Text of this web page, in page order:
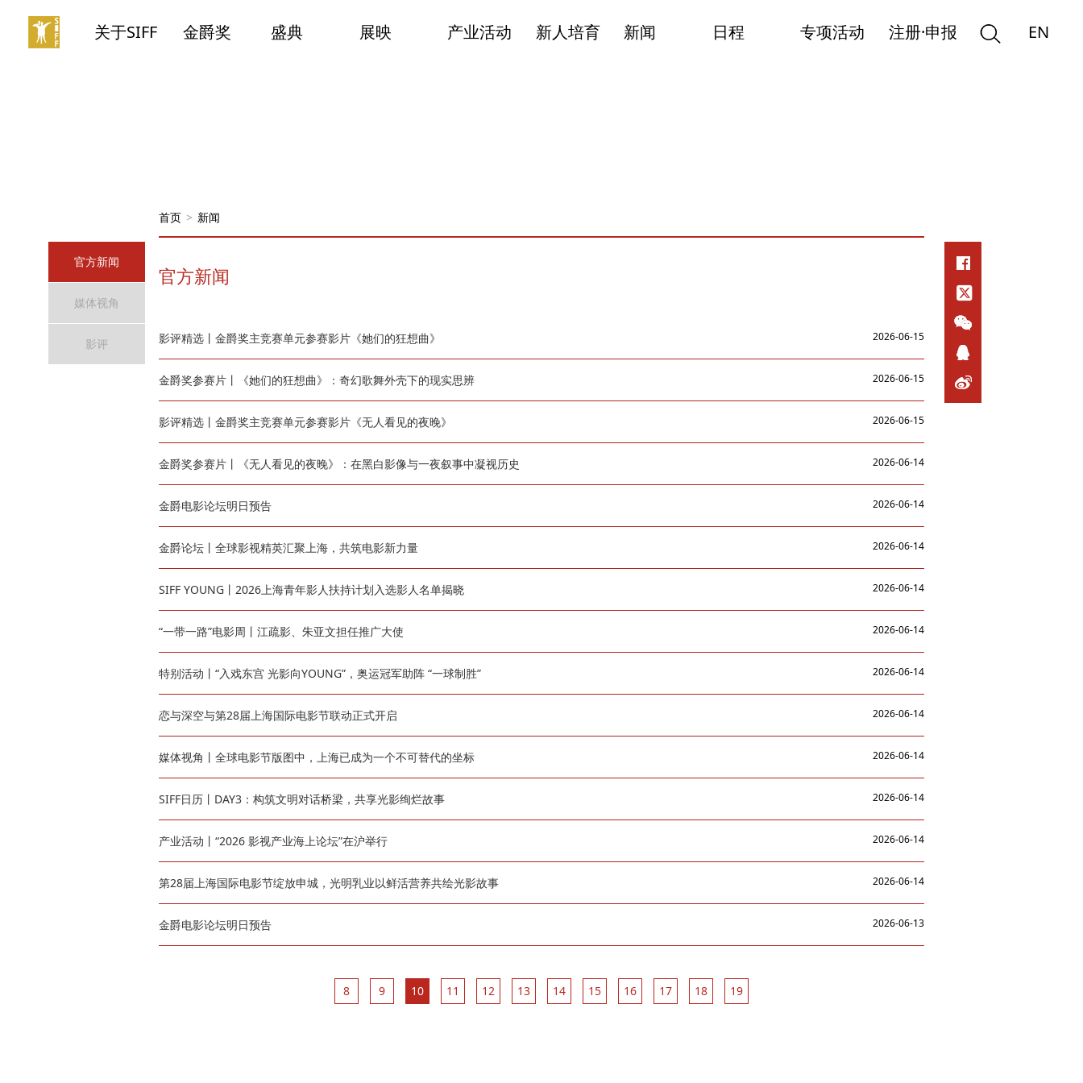
关于SIFF 金爵奖 盛典 展映 产业活动 新人培育 新闻 日程 专项活动 注册·申报 EN
官方新闻
媒体视角
影评
首页 > 新闻
官方新闻
影评精选丨金爵奖主竞赛单元参赛影片《她们的狂想曲》 2026-06-15
金爵奖参赛片丨《她们的狂想曲》：奇幻歌舞外壳下的现实思辨 2026-06-15
影评精选丨金爵奖主竞赛单元参赛影片《无人看见的夜晚》 2026-06-15
金爵奖参赛片丨《无人看见的夜晚》：在黑白影像与一夜叙事中凝视历史 2026-06-14
金爵电影论坛明日预告 2026-06-14
金爵论坛丨全球影视精英汇聚上海，共筑电影新力量 2026-06-14
SIFF YOUNG丨2026上海青年影人扶持计划入选影人名单揭晓 2026-06-14
“一带一路”电影周丨江疏影、朱亚文担任推广大使 2026-06-14
特别活动丨“入戏东宫 光影向YOUNG”，奥运冠军助阵 “一球制胜” 2026-06-14
恋与深空与第28届上海国际电影节联动正式开启 2026-06-14
媒体视角丨全球电影节版图中，上海已成为一个不可替代的坐标 2026-06-14
SIFF日历丨DAY3：构筑文明对话桥梁，共享光影绚烂故事 2026-06-14
产业活动丨“2026 影视产业海上论坛”在沪举行 2026-06-14
第28届上海国际电影节绽放申城，光明乳业以鲜活营养共绘光影故事 2026-06-14
金爵电影论坛明日预告 2026-06-13
8 9 10 11 12 13 14 15 16 17 18 19